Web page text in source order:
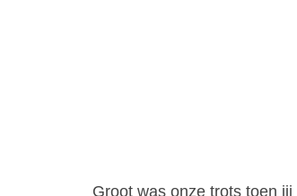
Groot was onze trots toen